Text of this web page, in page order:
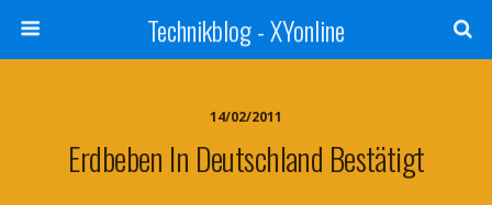
Technikblog - XYonline
14/02/2011
Erdbeben In Deutschland Bestätigt